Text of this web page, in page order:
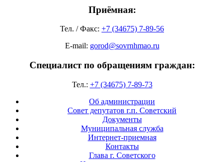
Приёмная:
Тел. / Факс: +7 (34675) 7-89-56
E-mail: gorod@sovrnhmao.ru
Специалист по обращениям граждан:
Тел.: +7 (34675) 7-89-73
Об администрации
Совет депутатов г.п. Советский
Документы
Муниципальная служба
Интернет-приемная
Контакты
Глава г. Советского